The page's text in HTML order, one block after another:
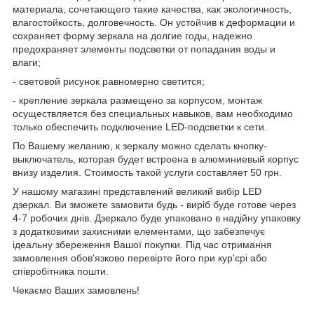
материала, сочетающего такие качества, как экологичность,
влагостойкость, долговечность. Он устойчив к деформации и
сохраняет форму зеркала на долгие годы, надежно
предохраняет элементы подсветки от попадания воды и
влаги;
- световой рисунок равномерно светится;
- крепление зеркала размещено за корпусом, монтаж
осуществляется без специальных навыков, вам необходимо
только обеспечить подключение LED-подсветки к сети.
По Вашему желанию, к зеркалу можно сделать кнопку-
выключатель, которая будет встроена в алюминиевый корпус
внизу изделия. Стоимость такой услуги составляет 50 грн.
У нашому магазині представлений великий вибір LED
дзеркал. Ви зможете замовити будь - виріб буде готове через
4-7 робочих днів. Дзеркало буде упаковано в надійну упаковку
з додатковими захисними елементами, що забезпечує
ідеальну збереження Вашої покупки. Під час отримання
замовлення обов'язково перевірте його при кур'єрі або
співробітника пошти.
Чекаємо Ваших замовлень!